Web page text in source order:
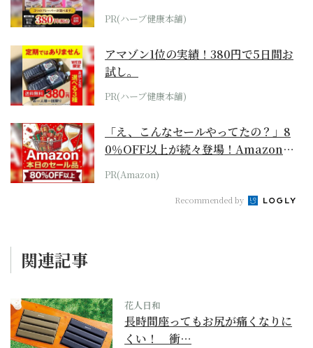
PR(ハーブ健康本舗)
アマゾン1位の実績！380円で5日間お
試し。
PR(ハーブ健康本舗)
「え、こんなセールやってたの？」8
0％OFF以上が続々登場！Amazonの
本気が...
PR(Amazon)
Recommended by
関連記事
花人日和
長時間座ってもお尻が痛くなりに
くい！ 衝…